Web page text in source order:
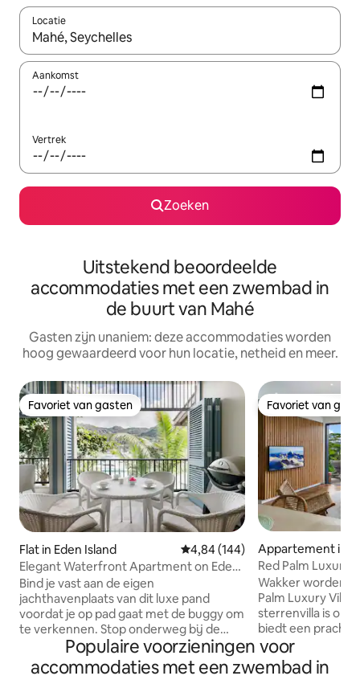
Locatie
Wanneer er resultaten beschikbaar zijn, maak je een keuze
Aankomst
Vertrek
Zoeken
Uitstekend beoordeelde
accommodaties met een zwembad in
de buurt van Mahé
Gasten zijn unaniem: deze accommodaties worden
hoog gewaardeerd voor hun locatie, netheid en meer.
Favoriet van gasten
Favoriet van gasten
Flat in Eden Island Gemiddelde beoordeling van
4,84 (144)
Elegant Waterfront Apartment on Eden
Island
Bind je vast aan de eigen
jachthavenplaats van dit luxe pand
voordat je op pad gaat met de buggy om
te verkennen. Stop onderweg bij de
privéstranden en zwembaden. Als je fit
wilt blijven, dan zul je genieten van de
fitnessruimte, tennisbaan en hardloop-
Favoriet van
Favoriet van
Appartement in
Red Palm Luxury
privézwembaden
Wakker worden
Palm Luxury
sterrenvilla is
biedt een
de bergen en de
in je eigen
water en ontspan
Populaire voorzieningen voor
accommodaties met een zwembad in